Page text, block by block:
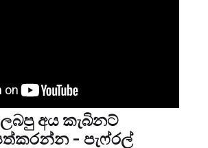
අය කැබිනට්
- පැෆ්රල්